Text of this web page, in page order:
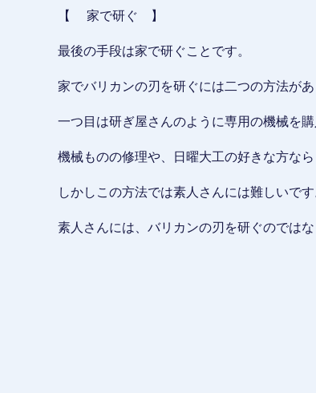
【 家で研ぐ 】
最後の手段は家で研ぐことです。
家でバリカンの刃を研ぐには二つの方法があ
一つ目は研ぎ屋さんのように専用の機械を
機械ものの修理や、日曜大工の好きな方な
しかしこの方法では素人さんには難しいです
素人さんには、バリカンの刃を研ぐのでは